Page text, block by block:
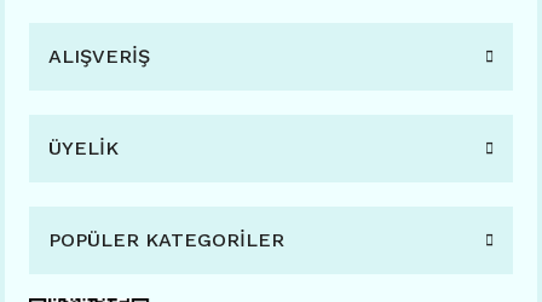
ALIŞVERİŞ
ÜYELİK
POPÜLER KATEGORİLER